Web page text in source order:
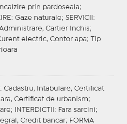
prin pardoseala;
: Gaze naturale; SERVICII :
Cartier Inchis;
electric, Contor apa;
Tip
: Cadastru, Intabulare, Certificat
Certificat de urbanism;
INTERDICTII : Fara sarcini;
Credit bancar; FORMA